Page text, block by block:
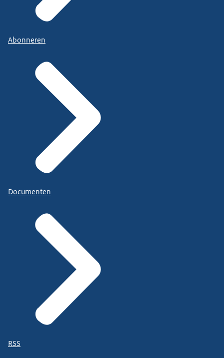
Abonneren
Documenten
RSS